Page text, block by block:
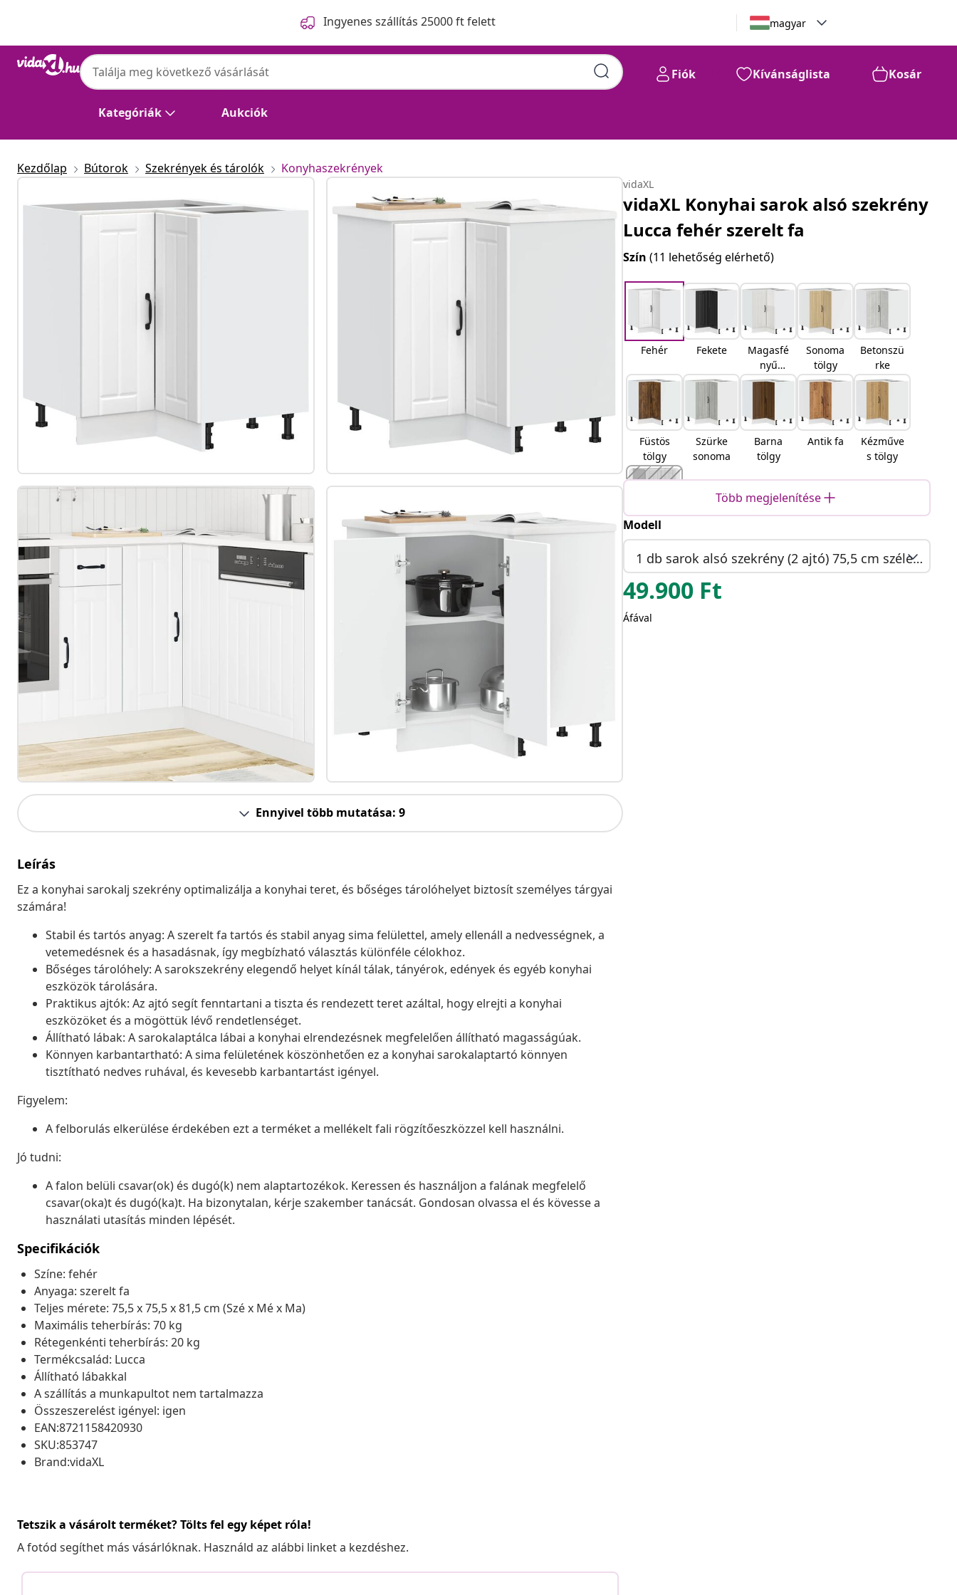
Ingyenes szállítás 25000 ft felett magyar
Kategóriák Aukciók
Fiók Kívánságlista Kosár
Kezdőlap Bútorok Szekrények és tárolók Konyhaszekrények
Ennyivel több mutatása: 9
Leírás
Ez a konyhai sarokalj szekrény optimalizálja a konyhai teret, és bőséges tárolóhelyet biztosít személyes tárgyai
számára!
Stabil és tartós anyag: A szerelt fa tartós és stabil anyag sima felülettel, amely ellenáll a nedvességnek, a
vetemedésnek és a hasadásnak, így megbízható választás különféle célokhoz.
Bőséges tárolóhely: A sarokszekrény elegendő helyet kínál tálak, tányérok, edények és egyéb konyhai
eszközök tárolására.
Praktikus ajtók: Az ajtó segít fenntartani a tiszta és rendezett teret azáltal, hogy elrejti a konyhai
eszközöket és a mögöttük lévő rendetlenséget.
Állítható lábak: A sarokalaptálca lábai a konyhai elrendezésnek megfelelően állítható magasságúak.
Könnyen karbantartható: A sima felületének köszönhetően ez a konyhai sarokalaptartó könnyen
tisztítható nedves ruhával, és kevesebb karbantartást igényel.
Figyelem:
A felborulás elkerülése érdekében ezt a terméket a mellékelt fali rögzítőeszközzel kell használni.
Jó tudni:
A falon belüli csavar(ok) és dugó(k) nem alaptartozékok. Keressen és használjon a falának megfelelő
csavar(oka)t és dugó(ka)t. Ha bizonytalan, kérje szakember tanácsát. Gondosan olvassa el és kövesse a
használati utasítás minden lépését.
Specifikációk
Színe: fehér
Anyaga: szerelt fa
Teljes mérete: 75,5 x 75,5 x 81,5 cm (Szé x Mé x Ma)
Maximális teherbírás: 70 kg
Rétegenkénti teherbírás: 20 kg
Termékcsalád: Lucca
Állítható lábakkal
A szállítás a munkapultot nem tartalmazza
Összeszerelést igényel: igen
EAN:8721158420930
SKU:853747
Brand:vidaXL
Tetszik a vásárolt terméket? Tölts fel egy képet róla!
A fotód segíthet más vásárlóknak. Használd az alábbi linket a kezdéshez.
vidaXL
vidaXL Konyhai sarok alsó szekrény
Lucca fehér szerelt fa
Szín(11 lehetőség elérhető)
Fehér Fekete
Magasfé
nyű
fehér
Sonoma
tölgy
Betonszü
rke
Füstös
tölgy
Szürke
sonoma
Barna
tölgy
Antik fa
Kézműve
s tölgy
Fekete
Több megjelenítése
Modell
1 db sarok alsó szekrény (2 ajtó) 75,5 cm széles 81,5 cm magas
49.900 Ft
Áfával